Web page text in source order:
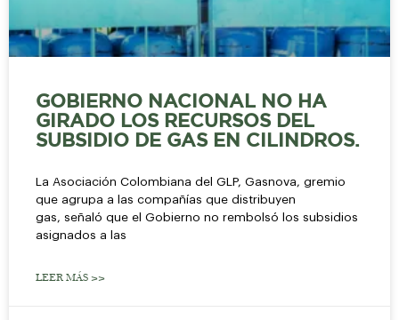
GOBIERNO NACIONAL NO HA
GIRADO LOS RECURSOS DEL
SUBSIDIO DE GAS EN CILINDROS.
La Asociación Colombiana del GLP, Gasnova, gremio
que agrupa a las compañías que distribuyen
gas, señaló que el Gobierno no rembolsó los subsidios
asignados a las
LEER MÁS >>